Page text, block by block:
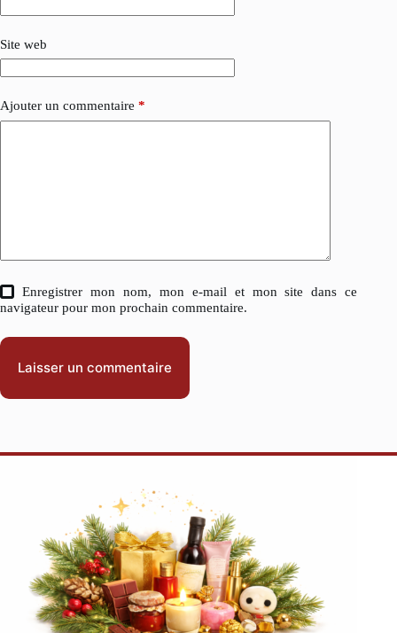
Site web
Ajouter un commentaire *
Enregistrer mon nom, mon e-mail et mon site dans ce
navigateur pour mon prochain commentaire.
Laisser un commentaire